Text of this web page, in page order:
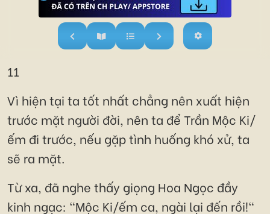
11
Vì hiện tại ta tốt nhất chẳng nên xuất hiện
trước mặt người đời, nên ta để Trần Mộc Ki/
ếm đi trước, nếu gặp tình huống khó xử, ta
sẽ ra mặt.
Từ xa, đã nghe thấy giọng Hoa Ngọc đầy
kinh ngạc: "Mộc Ki/ếm ca, ngài lại đến rồi!"